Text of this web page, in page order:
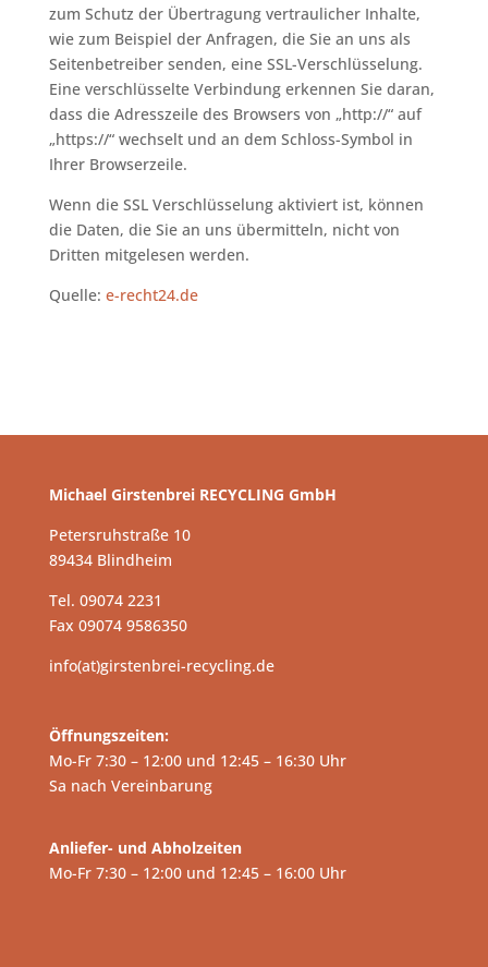
zum Schutz der Übertragung vertraulicher Inhalte,
wie zum Beispiel der Anfragen, die Sie an uns als
Seitenbetreiber senden, eine SSL-Verschlüsselung.
Eine verschlüsselte Verbindung erkennen Sie daran,
dass die Adresszeile des Browsers von „http://“ auf
„https://“ wechselt und an dem Schloss-Symbol in
Ihrer Browserzeile.
Wenn die SSL Verschlüsselung aktiviert ist, können
die Daten, die Sie an uns übermitteln, nicht von
Dritten mitgelesen werden.
Quelle: e-recht24.de
Michael Girstenbrei RECYCLING GmbH
Petersruhstraße 10
89434 Blindheim
Tel. 09074 2231
Fax 09074 9586350
info(at)girstenbrei-recycling.de
Öffnungszeiten:
Mo-Fr 7:30 – 12:00 und 12:45 – 16:30 Uhr
Sa nach Vereinbarung
Anliefer- und Abholzeiten
Mo-Fr 7:30 – 12:00 und 12:45 – 16:00 Uhr